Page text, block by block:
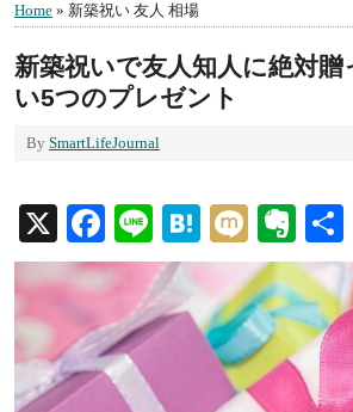
Home » 新築祝い 友人 相場
新築祝いで友人知人に絶対
い5つのプレゼント
By SmartLifeJournal
X Facebook
LineHatenaMixi